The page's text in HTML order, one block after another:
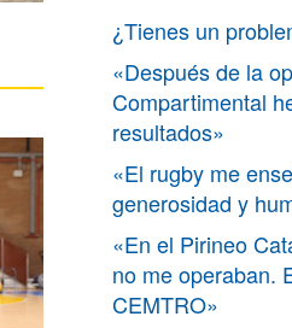
¿Tienes un
«Después de la
Compartimental
resultados»
«El rugby me
generosidad y
«En el Pirineo
no me operaban.
CEMTRO»